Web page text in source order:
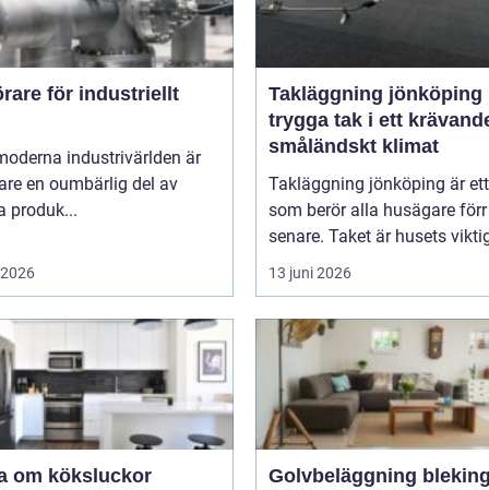
för industriellt
industrivärlden är
en oumbärlig del av
produk...
Takläggning jönköping
trygga tak i ett
småländskt klimat
Takläggning jönköping är
som berör alla husägare
senare. Taket är husets
13 juni 2026
om köksluckor
Golvbeläggning